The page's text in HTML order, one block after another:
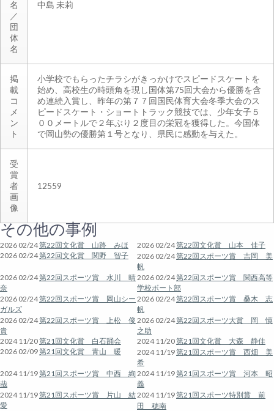
名
／
団
体
名
中島 未莉
掲
載
コ
メ
ン
ト
小学校でもらったチラシがきっかけでスピードスケートを
始め、高校生の時頭角を現し国体第75回大会から優勝を含
め連続入賞し、昨年の第７７回国民体育大会冬季大会のス
ピードスケート・ショートトラック競技では、少年女子５
００メートルで２年ぶり２度目の栄冠を獲得した。今国体
で岡山勢の優勝第１号となり、県民に感動を与えた。
受
賞
者
画
像
12559
その他の事例
2026 02/24第22回文化賞 山路 みほ 2026 02/24第22回文化賞 山本 佳子
2026 02/24第22回文化賞 関野 智子 2026 02/24第22回スポーツ賞 吉岡 美
帆
2026 02/24第22回スポーツ賞 水川 晴
奈
2026 02/24第22回スポーツ賞 関西高等
学校ボート部
2026 02/24第22回スポーツ賞 岡山シー
ガルズ
2026 02/24第22回スポーツ賞 桑木 志
帆
2026 02/24第22回スポーツ賞 上松 俊
貴
2026 02/24第22回スポーツ大賞 岡 慎
之助
2024 11/20第21回文化賞 白石踊会 2024 11/20第21回文化賞 大森 静佳
2026 02/09第21回文化賞 青山 暖 2024 11/19第21回スポーツ賞 西畑 美
希
2024 11/19第21回スポーツ賞 中西 絢
哉
2024 11/19第21回スポーツ賞 河本 昭
義
2024 11/19第21回スポーツ賞 片山 結
愛
2024 11/19第21回スポーツ特別賞 前
田 穂南